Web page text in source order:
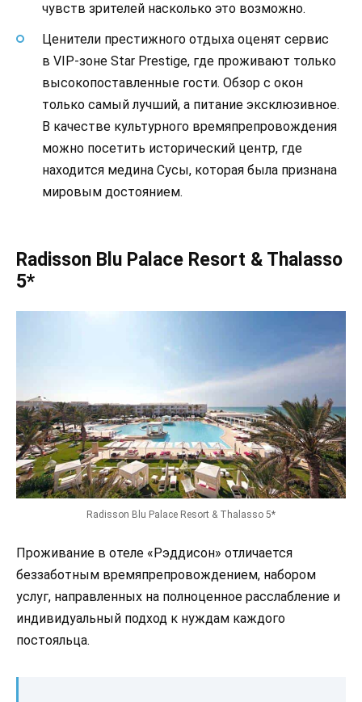
чувств зрителей насколько это возможно.
Ценители престижного отдыха оценят сервис
в VIP-зоне Star Prestige, где проживают только
высокопоставленные гости. Обзор с окон
только самый лучший, а питание эксклюзивное.
В качестве культурного времяпрепровождения
можно посетить исторический центр, где
находится медина Сусы, которая была признана
мировым достоянием.
Radisson Blu Palace Resort & Thalasso
5*
Radisson Blu Palace Resort & Thalasso 5*
Проживание в отеле «Рэддисон» отличается
беззаботным времяпрепровождением, набором
услуг, направленных на полноценное расслабление и
индивидуальный подход к нуждам каждого
постояльца.